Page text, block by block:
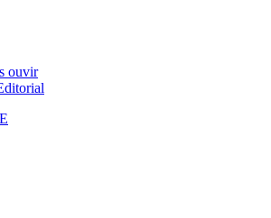
ouvir